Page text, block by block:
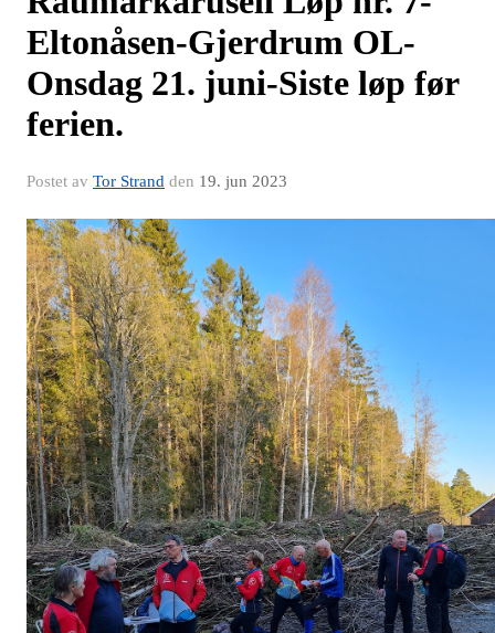
Eltonåsen-Gjerdrum OL-
Onsdag 21. juni-Siste løp før
ferien.
Postet av Tor Strand den 19. jun 2023